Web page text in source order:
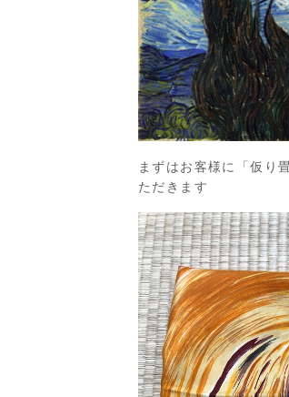
まずはお客様に「仮り
ただきます